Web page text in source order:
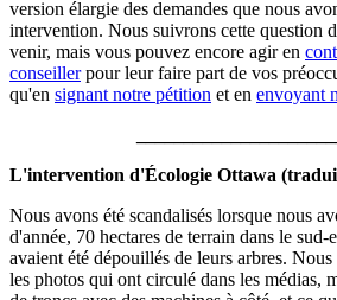
version élargie des demandes que nous
intervention. Nous suivrons cette question
venir, mais vous pouvez encore agir en
conseillerpour leur faire part de vos
qu'en signant notre pétition et en envoyant
L'intervention d'Écologie Ottawa
Nous avons été scandalisés lorsque nous
d'année, 70 hectares de terrain dans le
avaient été dépouillés de leurs arbres.
les photos qui ont circulé dans les médias,